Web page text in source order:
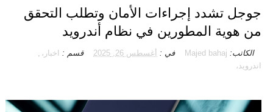
جوجل تشدد إجراءات الأمان وتطلب التحقق
من هوية المطورين في نظام أندرويد
الكاتب: Majed bahaj في : أغسطس 26, 2025 قسم : اخبار، ,
اندرويد،